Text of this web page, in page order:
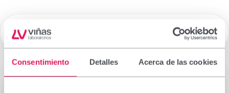
Consentimiento Detalles Acerca de las cookies
Laboratorios Viñas ☰
Medicamentos de Prescripción